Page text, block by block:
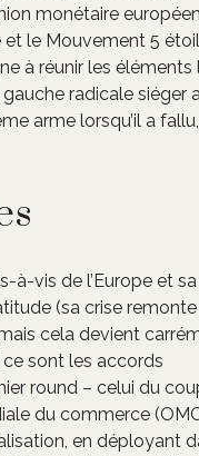
monétaire
le Mouvement 5
à réunir les éléments
radicale siéger
arme lorsqu’il a
à-vis de l’Europe et sa
(sa crise remonte
cela devient
ce sont les accords
round – celui du
du commerce
en déployant